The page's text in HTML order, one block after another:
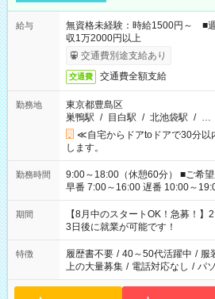
給与
無資格未経験：時給1500円～ ■
収1万2000円以上
交通費別途支給あり
交通費 交通費全額支給
勤務地
東京都豊島区
巣鴨駅 / 目白駅 / 北池袋駅 / …
≪自宅からドアtoドアで30分
します。
勤務時間
9:00～18:00（休憩60分） ■ご希望があれば下記シフトもOK！
早番 7:00～16:00 遅番 10:00～19:00
と休みを合わせたい」 「余裕を
「できれば残業はしたくない」
ね。 ※Wワーク希望の方へ 今ご覧のお仕事で希望する勤務時間
と、もう1つのお仕事の勤務時間
合は応募できません。
期間
【8月中のスタートOK！急募！
3日後に就業が可能です！
特徴 履歴書不要 / 40～50代活躍中 / 服
上の大量募集 / 電話対応なし / パ